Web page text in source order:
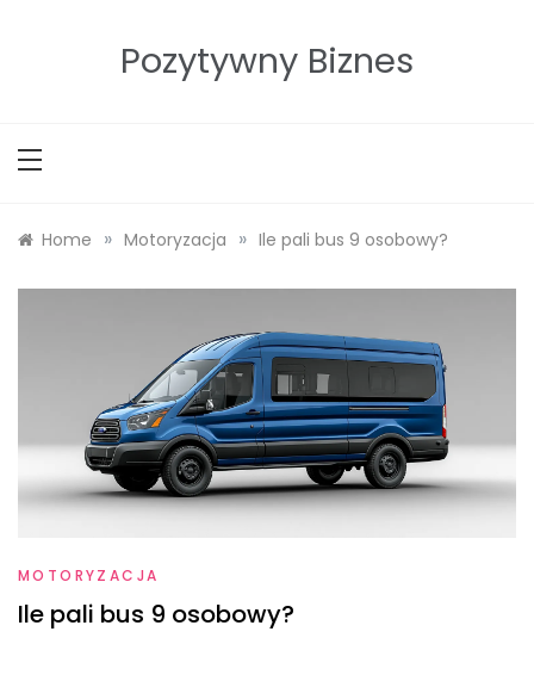
Pozytywny Biznes
Home » Motoryzacja » Ile pali bus 9 osobowy?
MOTORYZACJA
Ile pali bus 9 osobowy?